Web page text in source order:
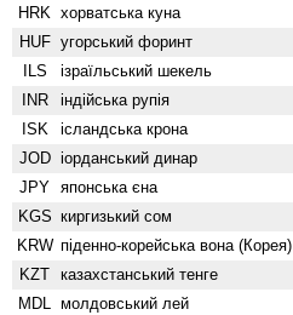
HRK хорватська куна
HUF угорський форинт
ILS ізраїльський шекель
INR індійська рупія
ISK ісландська крона
JOD іорданський динар
JPY японська єна
KGS киргизький сом
KRW піденно-корейська вона (Корея)
KZT казахстанський тенге
MDL молдовський лей